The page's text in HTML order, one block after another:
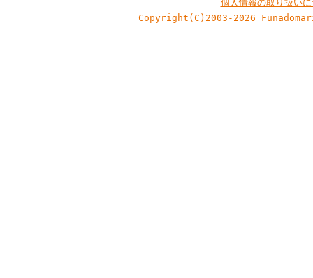
個人情報の取り扱い
Copyright(C)2003-2026